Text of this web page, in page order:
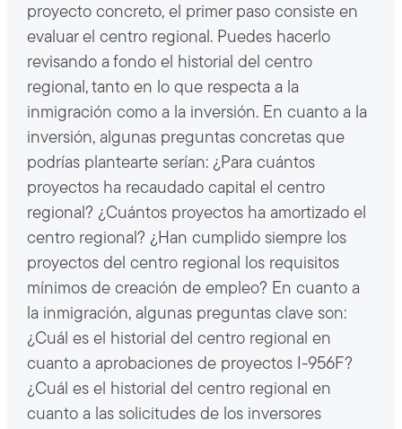
proyecto concreto, el primer paso consiste en
evaluar el centro regional. Puedes hacerlo
revisando a fondo el historial del centro
regional, tanto en lo que respecta a la
inmigración como a la inversión. En cuanto a la
inversión, algunas preguntas concretas que
podrías plantearte serían: ¿Para cuántos
proyectos ha recaudado capital el centro
regional? ¿Cuántos proyectos ha amortizado el
centro regional? ¿Han cumplido siempre los
proyectos del centro regional los requisitos
mínimos de creación de empleo? En cuanto a
la inmigración, algunas preguntas clave son:
¿Cuál es el historial del centro regional en
cuanto a aprobaciones de proyectos I-956F?
¿Cuál es el historial del centro regional en
cuanto a las solicitudes de los inversores